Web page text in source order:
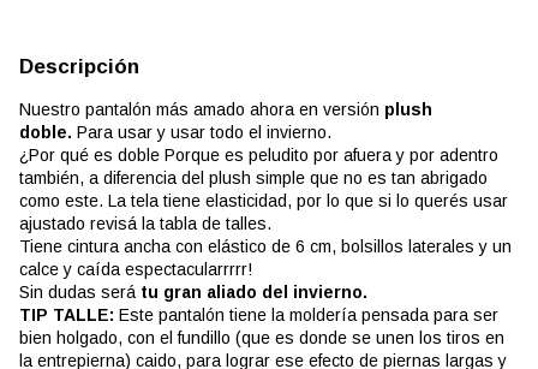
Descripción
Nuestro pantalón más amado ahora en versión plush
doble. Para usar y usar todo el invierno.
¿Por qué es doble Porque es peludito por afuera y por adentro
también, a diferencia del plush simple que no es tan abrigado
como este. La tela tiene elasticidad, por lo que si lo querés usar
ajustado revisá la tabla de talles.
Tiene cintura ancha con elástico de 6 cm, bolsillos laterales y un
calce y caída espectacularrrrr!
Sin dudas será tu gran aliado del invierno.
TIP TALLE: Este pantalón tiene la moldería pensada para ser
bien holgado, con el fundillo (que es donde se unen los tiros en
la entrepierna) caido, para lograr ese efecto de piernas largas y